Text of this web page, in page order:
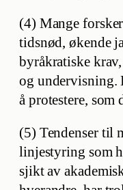
(4) Mange
tidsnød, økende
byråkratiske
og undervisning.
å protestere, som
(5) Tendenser til
linjestyring som
sjikt av